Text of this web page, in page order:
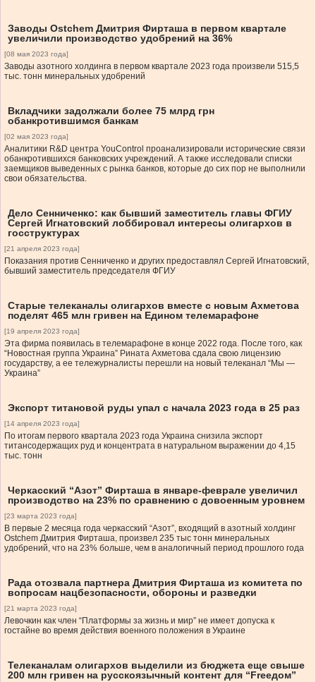
Заводы Ostchem Дмитрия Фирташа в первом квартале
увеличили производство удобрений на 36%
[08 мая 2023 года]
Заводы азотного холдинга в первом квартале 2023 года произвели 515,5
тыс. тонн минеральных удобрений
Вкладчики задолжали более 75 млрд грн
обанкротившимся банкам
[02 мая 2023 года]
Аналитики R&D центра YouControl проанализировали исторические связи
обанкротившихся банковских учреждений. А также исследовали списки
заемщиков выведенных с рынка банков, которые до сих пор не выполнили
свои обязательства.
Дело Сенниченко: как бывший заместитель главы ФГИУ
Сергей Игнатовский лоббировал интересы олигархов в
госструктурах
[21 апреля 2023 года]
Показания против Сенниченко и других предоставлял Сергей Игнатовский,
бывший заместитель председателя ФГИУ
Старые телеканалы олигархов вместе с новым Ахметова
поделят 465 млн гривен на Едином телемарафоне
[19 апреля 2023 года]
Эта фирма появилась в телемарафоне в конце 2022 года. После того, как
“Новостная группа Украина” Рината Ахметова сдала свою лицензию
государству, а ее тележурналисты перешли на новый телеканал “Мы —
Украина”
Экспорт титановой руды упал с начала 2023 года в 25 раз
[14 апреля 2023 года]
По итогам первого квартала 2023 года Украина снизила экспорт
титансодержащих руд и концентрата в натуральном выражении до 4,15
тыс. тонн
Черкасский “Азот” Фирташа в январе-феврале увеличил
производство на 23% по сравнению с довоенным уровнем
[23 марта 2023 года]
В первые 2 месяца года черкасский “Азот”, входящий в азотный холдинг
Ostchem Дмитрия Фирташа, произвел 235 тыс тонн минеральных
удобрений, что на 23% больше, чем в аналогичный период прошлого года
Рада отозвала партнера Дмитрия Фирташа из комитета по
вопросам нацбезопасности, обороны и разведки
[21 марта 2023 года]
Левочкин как член “Платформы за жизнь и мир” не имеет допуска к
гостайне во время действия военного положения в Украине
Телеканалам олигархов выделили из бюджета еще свыше
200 млн гривен на русскоязычный контент для “Freeдом”